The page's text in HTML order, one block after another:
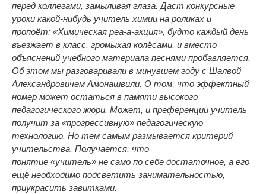
перед коллегами, замыливая глаза. Даст конкурсные
уроки какой-нибудь учитель химии на роликах и
пропоёт: «Химическая реа-а-акция», будто каждый день
въезжает в класс, громыхая колёсами, и вместо
объяснений учебного материала песнями пробавляется.
Об этом мы разговаривали в минувшем году с Шалвой
Александровичем Амонашвили. О том, что эффектный
номер может остаться в памяти высокого
педагогического жюри. Может, и преференции учитель
получит за «прогрессивную» педагогическую
технологию. Но тем самым размывается критерий
учительства. Получается, что
понятие «учитель» не само по себе достаточное, а его
ещё необходимо подсветить занимательностью,
приукрасить завитками.